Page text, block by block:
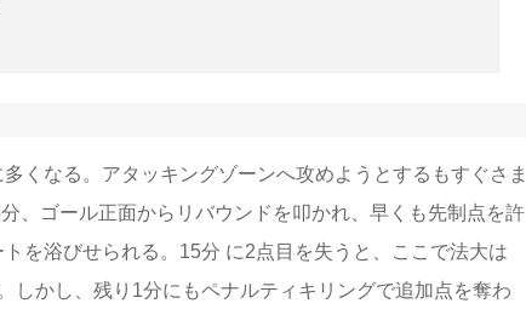
くなる。アタッキングゾーンへ攻めようとするもすぐさま
、ゴール正面からリバウンドを叩かれ、早くも先制点を許
を浴びせられる。15分 に2点目を失うと、ここで法大は
かし、残り1分にもペナルティキリングで追加点を奪わ